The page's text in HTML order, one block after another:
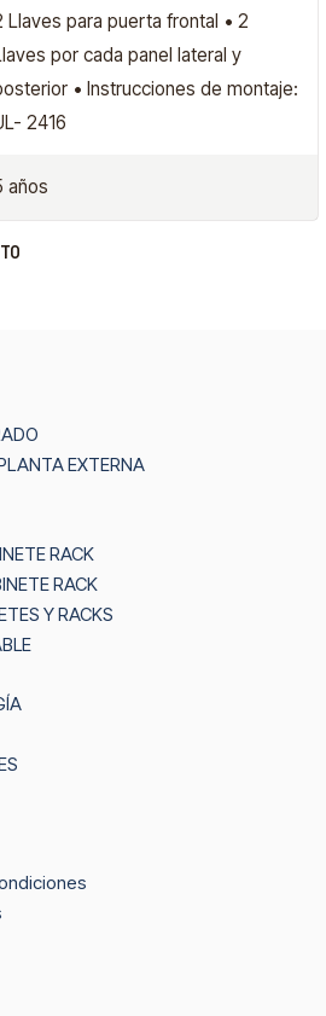
Llaves para puerta frontal • 2
por cada panel lateral y
• Instrucciones de montaje:
2416
años
EXTERNA
RACK
RACK
Y RACKS